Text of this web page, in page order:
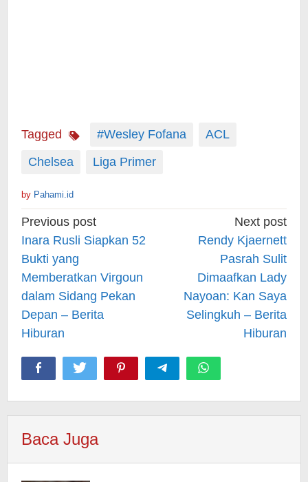
Tagged #Wesley Fofana
ACL
Chelsea
Liga Primer
by Pahami.id
Post
navigation
Previous post
Inara Rusli Siapkan 52
Bukti yang
Memberatkan Virgoun
dalam Sidang Pekan
Depan – Berita
Hiburan
Next post
Rendy Kjaernett
Pasrah Sulit
Dimaafkan Lady
Nayoan: Kan Saya
Selingkuh – Berita
Hiburan
Baca Juga